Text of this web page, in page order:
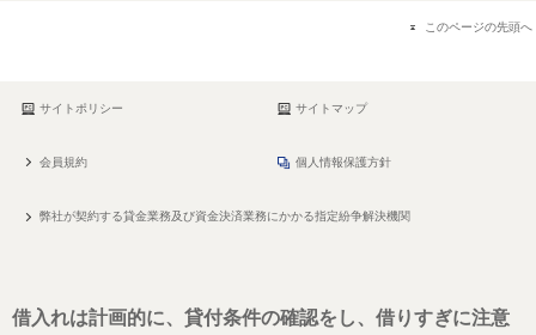
このページの先頭へ
サイトポリシー サイトマップ
会員規約 個人情報保護方針
弊社が契約する貸金業務及び資金決済業務にかかる指定紛争解決機関
借入れは計画的に、貸付条件の確認をし、借りすぎに注意